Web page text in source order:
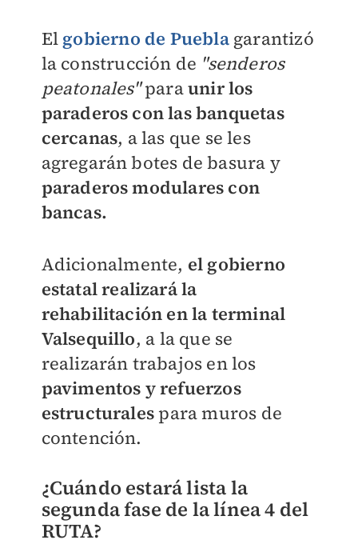
El gobierno de Puebla garantizó
la construcción de "senderos
peatonales"paraunir los
paraderos con las banquetas
cercanas, a las que se les
agregarán botes de basura y
paraderos modulares con
bancas.
Adicionalmente, el gobierno
estatal realizará la
rehabilitación en la terminal
Valsequillo, a la que se
realizarán trabajos en los
pavimentos y refuerzos
estructurales para muros de
contención.
¿Cuándo estará lista la
segunda fase de la línea 4 del
RUTA?